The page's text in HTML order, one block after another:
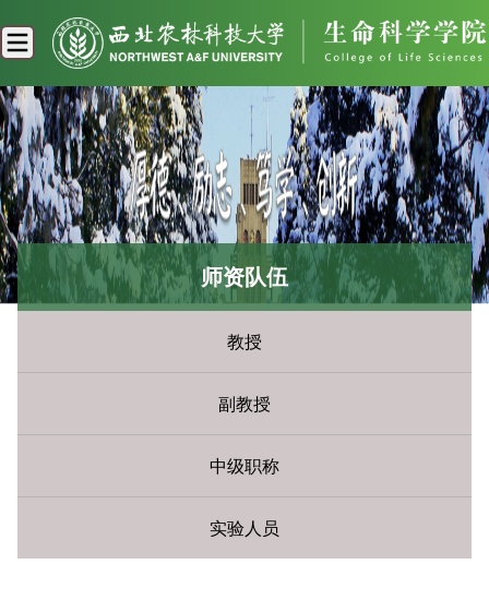
师资队伍
教授
副教授
中级职称
实验人员